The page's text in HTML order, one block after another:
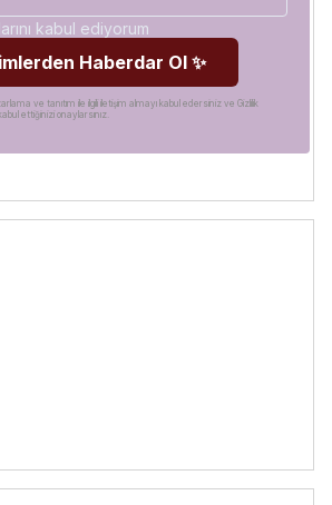
Hem desen olarak çok şık
çok güvenilir. Ayrıca hızlı kargolama
kabul ediyorum
Haberdar Ol ✨
ve tanıtım ile ilgili iletişim almayı kabul edersiniz ve Gizlilik
ettiğinizi onaylarsınız.